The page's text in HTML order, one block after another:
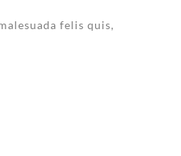
felis quis,